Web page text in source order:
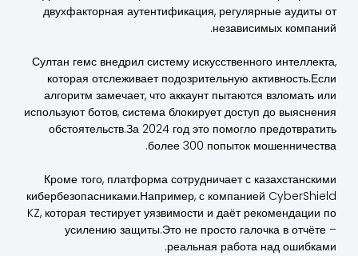
двухфакторная аутентификация, регулярные аудиты от
независимых компаний.
Султан гемс внедрил систему искусственного интеллекта,
которая отслеживает подозрительную активность.Если
алгоритм замечает, что аккаунт пытаются взломать или
используют ботов, система блокирует доступ до выяснения
обстоятельств.За 2024 год это помогло предотвратить
более 300 попыток мошенничества.
Кроме того, платформа сотрудничает с казахстанскими
кибербезопасниками.Например, с компанией CyberShield
KZ, которая тестирует уязвимости и даёт рекомендации по
усилению защиты.Это не просто галочка в отчёте –
реальная работа над ошибками.